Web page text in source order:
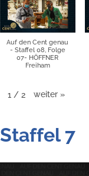
Auf den Cent genau
- Staffel 08, Folge
07- HÖFFNER
Freiham
1 / 2 weiter »
Staffel 7